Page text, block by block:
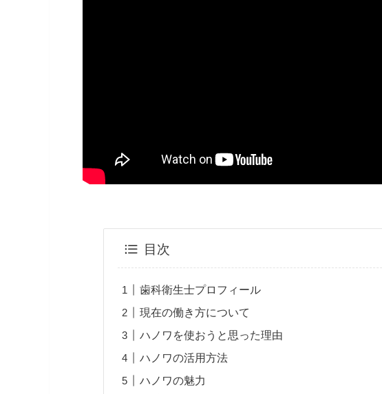
目次
歯科衛生士プロフィール
現在の働き方について
ハノワを使おうと思った理由
ハノワの活用方法
ハノワの魅力